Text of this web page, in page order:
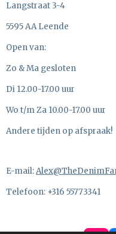
Langstraat 3-4
5595 AA Leende
Open van:
Zo & Ma gesloten
Di 12.00-17.00 uur
Wo t/m Za 10.00-17.00 uur
Andere tijden op afspraak!
E-mail:
Telefoon: +316 55773341